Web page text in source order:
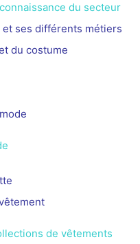
du secteur
et ses différents métiers
du costume
de vêtements